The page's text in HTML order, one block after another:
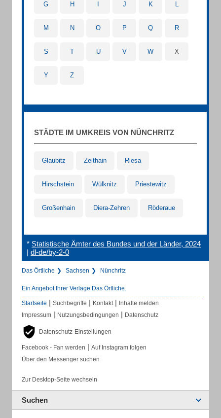
G H J K L
M N O P Q R
S T U V W X
Y Z
STÄDTE IM UMKREIS VON NÜNCHRITZ
Glaubitz Zeithain Riesa
Hirschstein Wülknitz Priestewitz
Großenhain Diera-Zehren Röderaue
* Statistische Ämter des Bundes und der Länder, 2024
| dl-de/by-2-0
Das Örtliche Sachsen Nünchritz
Ein Angebot Ihrer Verlage Das Örtliche.
Startseite | Suchbegriffe | Kontakt | Inhalte melden
Impressum | Nutzungsbedingungen | Datenschutz
Datenschutz-Einstellungen
Facebook - Fan werden | Auf Instagram folgen
Über den Messenger suchen
Zur Desktop-Seite wechseln
Suchen